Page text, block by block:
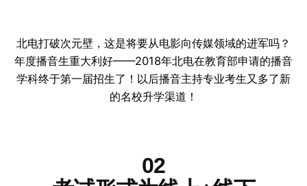
北电打破次元壁，这是将要从电影向传媒领域的进军吗？
年度播音生重大利好——2018年北电在教育部申请的播音
学科终于第一届招生了！以后播音主持专业考生又多了新
的名校升学渠道！
02